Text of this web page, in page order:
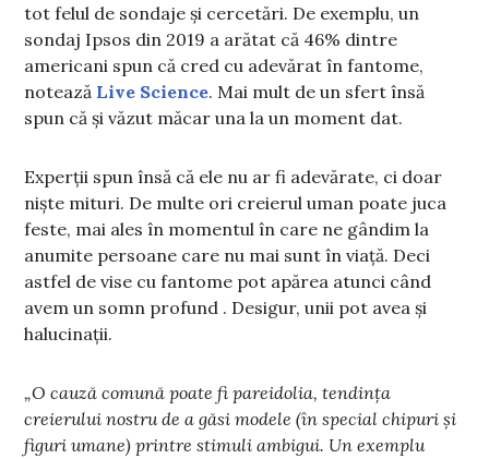
tot felul de sondaje și cercetări. De exemplu, un
sondaj Ipsos din 2019 a arătat că 46% dintre
americani spun că cred cu adevărat în fantome,
notează Live Science. Mai mult de un sfert însă
spun că și văzut măcar una la un moment dat.
Experții spun însă că ele nu ar fi adevărate, ci doar
niște mituri. De multe ori creierul uman poate juca
feste, mai ales în momentul în care ne gândim la
anumite persoane care nu mai sunt în viață. Deci
astfel de vise cu fantome pot apărea atunci când
avem un somn profund . Desigur, unii pot avea și
halucinații.
„O cauză comună poate fi pareidolia, tendința
creierului nostru de a găsi modele (în special chipuri și
figuri umane) printre stimuli ambigui. Un exemplu